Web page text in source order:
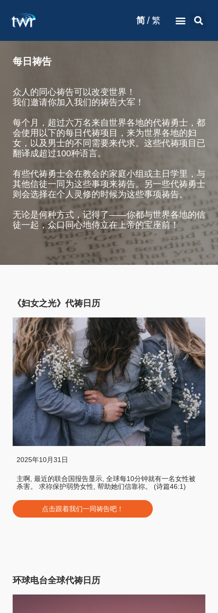
简 / 繁
每日祷告
众人的同心祷告可以改变世界！
我们邀请你加入我们的祷告大军！
每个月，超过六万名来自世界各地的代祷勇士，都
会使用以下的每日代祷项目，来为世界各地的妇
女，以及男士的不同需要来代求。这些代祷项目已
翻译成超过100种语言。
有些代祷勇士会在教会的家庭小组或主日学里，与
其他信徒一同为这些事项来祷告。另一些代祷勇士
则会选择在个人灵修的时候为这些事项祷告。
无论是何种方式，记得了——你都与世界各地的信
徒一起，众口同心地侍立在上帝的宝座前！
《妇女之光》代祷日历
2025年10月31日
主啊, 最近的联合国报告显示, 全球每10分钟就有一名女性被
杀害。 求祢保护弱势女性, 帮助她们信靠祢。 (诗篇46:1)
点击跟着我们一同祷告吧！
环球电台全球代祷日历